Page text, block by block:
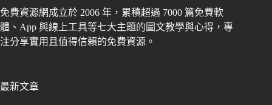
免費資源網成立於 2006 年，累積超過 7000 篇免費軟
體、App 與線上工具等七大主題的圖文教學與心得，專
注分享實用且值得信賴的免費資源。
最新文章